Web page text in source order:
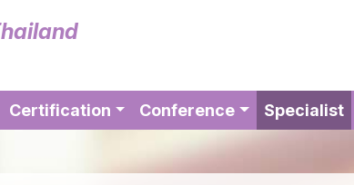
Certification Conference Specialist